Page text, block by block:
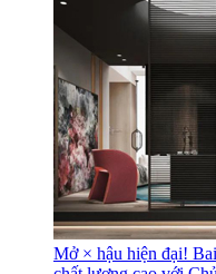
Mở × hậu hiện đại!